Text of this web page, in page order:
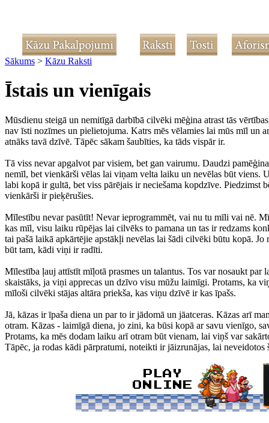
Sākums > Kāzu Raksti
Īstais un vienīgais
Mūsdienu steigā un nemitīgā darbībā cilvēki mēģina atrast tās
nav īsti nozīmes un pielietojuma. Katrs mēs vēlamies lai mūs mīl
atnāks tavā dzīvē. Tāpēc sākam šaubīties, ka tāds vispār ir.
Tā viss nevar apgalvot par visiem, bet gan vairumu. Daudzi
nemīl, bet vienkārši vēlas lai viņam velta laiku un nevēlas būt viens.
labi kopā ir gultā, bet viss pārējais ir neciešama kopdzīve. Piedzimst
vienkārši ir pieķērušies.
Mīlestību nevar pasūtīt! Nevar ieprogrammēt, vai nu tu mīli vai nē.
kas mīl, visu laiku rūpējas lai cilvēks to pamana un tas ir redzams
tai pašā laikā apkārtējie apstākļi nevēlas lai šādi cilvēki būtu kopā.
būt tam, kādi viņi ir radīti.
Mīlestība ļauj attīstīt mīļotā prasmes un talantus. Tos var nosaukt
skaistāks, ja viņi apprecas un dzīvo visu mūžu laimīgi. Protams, ka
mīloši cilvēki stājas altāra priekša, kas viņu dzīvē ir kas īpašs.
Jā, kāzas ir īpaša diena un par to ir jādomā un jāatceras. Kāzas arī
otram. Kāzas - laimīgā diena, jo zini, ka būsi kopā ar savu vienīgo,
Protams, ka mēs dodam laiku arī otram būt vienam, lai viņš var
Tāpēc, ja rodas kādi pārpratumi, noteikti ir jāizrunājas, lai